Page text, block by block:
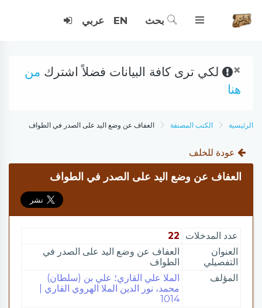
بحث EN عربي
× لكي ترى كافة البيانات فضلاً اشترك من
هنا
الرئيسية الكتب المصنفة العفاف عن وضع اليد على الصدر في الطواف
عودة للخلف
العفاف عن وضع اليد على الصدر في الطواف
عدد المدخلات
22
العنوان
التفصيلي
العفاف عن وضع اليد على الصدر في
الطواف
المؤلف
الملا علي القاري؛ علي بن (سلطان)
محمد، نور الدين الملا الهروي القاري |
1014